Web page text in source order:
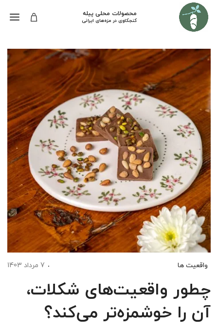
محصولات محلی پیله
کنجکاوی در مزه‌های ایرانی
واقعیت ها 7 مرداد 1403
چطور واقعیت‌های شکلات،
آن را خوشمزه‌تر می‌کند؟